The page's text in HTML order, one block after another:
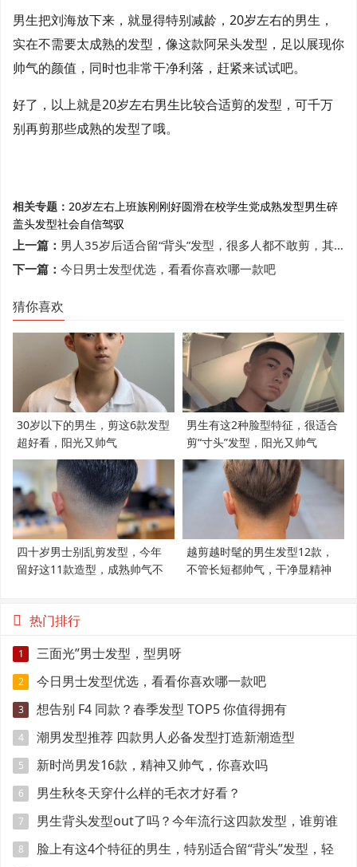
男生把刘海放下来，就显得特别减龄，20岁左右的男生，
实在不需要太成熟的发型，像这款阿呆头发型，足以展现你
帅气的颜值，同时也非常干净利落，赶紧来试试吧。
好了，以上就是20岁左右男生比较合适剪的发型，可千万
别再剪那些成熟的发型了哦。
相关专题： 20岁左右上班族刚刚好圆滑在校学生党成熟发型男生碎
盖头发型社会自信驾驭
上一篇： 男人35岁后适合留“背头”发型，很多人都不敢剪，其实特别帅气
下一篇： 今日男士发型优选，看看你喜欢哪一款吧
猜你喜欢
30岁以下的男生，剪这6款发型
超好看，阳光又帅气
男生有这2种脸型特征，很适合
剪“寸头”发型，阳光又帅气
四十岁男士别乱剪发型，今年
留好这11款造型，成熟帅气不
越剪越时髦的男生发型12款，
不管长短都帅气，干净显精神
热门排行
1 三面光”男士发型，型男呀
2 今日男士发型优选，看看你喜欢哪一款吧
3 想告别 F4 同款？春季发型 TOP5 你值得拥有
4 潮男发型推荐 四款男人必备发型打造新潮造型
5 新时尚男发16款，精神又帅气，你喜欢吗
6 男生秋冬天穿什么样的毛衣才好看？
7
男生背头发型out了吗？今年流行这四款发型，谁剪谁
帅！
8
脸上有这4个特征的男生，特别适合留“背头”发型，轻